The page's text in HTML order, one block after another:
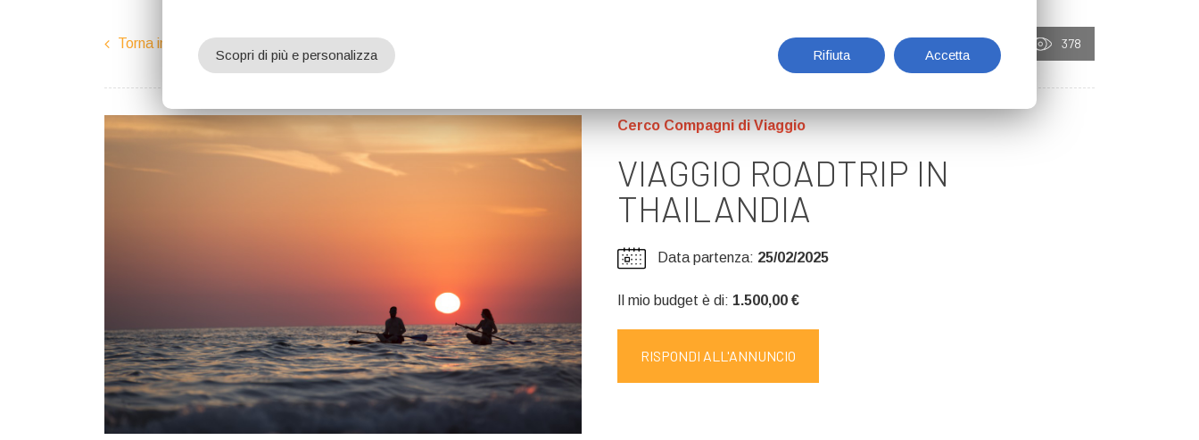
Torna indietro 658 giorni fa Tommy 378
Cerco Compagni di Viaggio
VIAGGIO ROADTRIP IN
THAILANDIA
Data partenza: 25/02/2025
Il mio budget è di: 1.500,00 €
RISPONDI ALL'ANNUNCIO
Rifiuta Accetta
Scopri di più e personalizza